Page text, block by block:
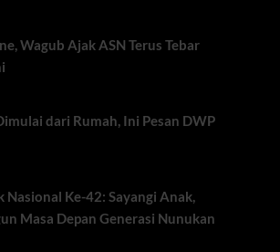
Wagub Ajak ASN Terus Tebar
dari Rumah, Ini Pesan DWP
Ke-42: Sayangi Anak,
Masa Depan Generasi Nunukan